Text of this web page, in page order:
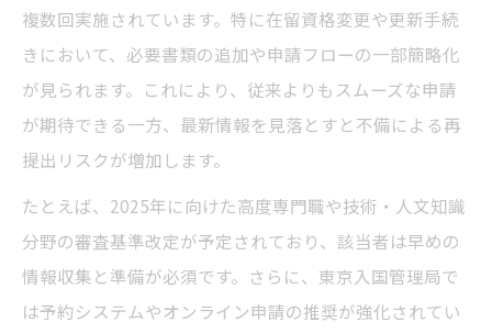
事前にできる混雑回避のビザ申請術
オンラインで進めるビザ申請状況の確認法
ビザ申請状況確認をオンラインで行う方法
東京都のビザ申請オンライン予約システム
活用
ビザ申請進行状況を自宅で確認するコツ
入国管理局の審査状況確認手順を解説
ビザ申請状況の問い合わせ方法と注意点
複数回実施されています。特に在留資格変更や更新手続
きにおいて、必要書類の追加や申請フローの一部簡略化
が見られます。これにより、従来よりもスムーズな申請
が期待できる一方、最新情報を見落とすと不備による再
提出リスクが増加します。
たとえば、2025年に向けた高度専門職や技術・人文知識
分野の審査基準改定が予定されており、該当者は早めの
情報収集と準備が必須です。さらに、東京入国管理局で
は予約システムやオンライン申請の推奨が強化されてい